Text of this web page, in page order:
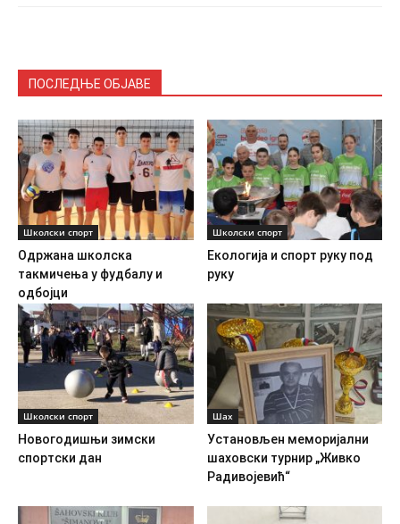
ПОСЛЕДЊЕ ОБЈАВЕ
Школски спорт
Одржана школска
такмичења у фудбалу и
одбојци
Школски спорт
Екологија и спорт руку под
руку
Школски спорт
Новогодишњи зимски
спортски дан
Шах
Установљен меморијални
шаховски турнир „Живко
Радивојевић“